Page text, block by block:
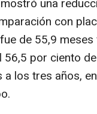
una
con
de 55,9
56,5 por ciento
a los tres años,